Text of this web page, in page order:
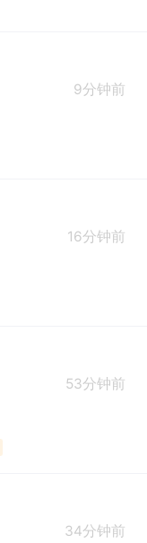
9分钟前
16分钟前
53分钟前
34分钟前